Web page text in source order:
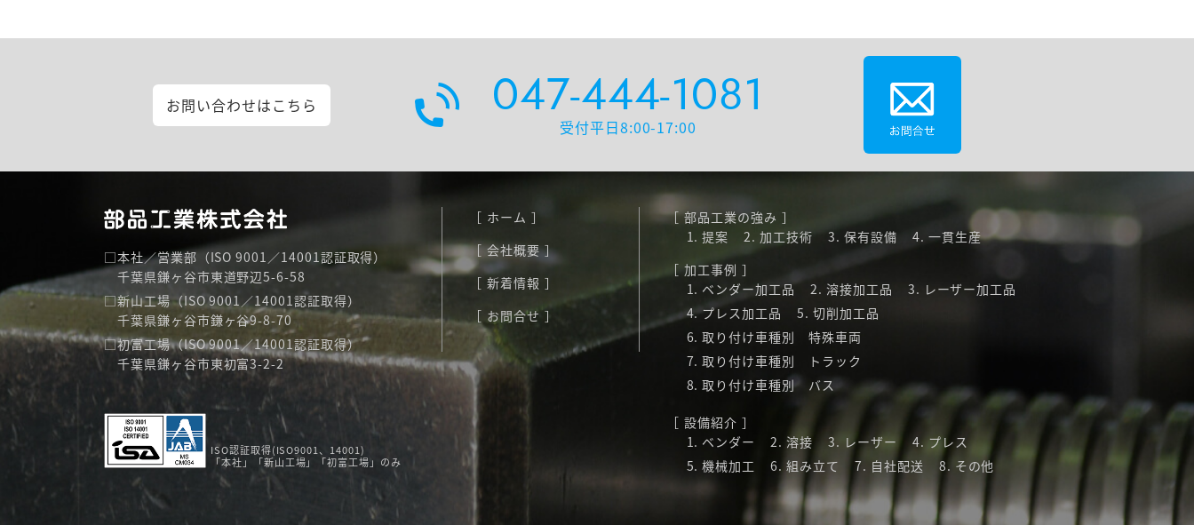
お問い合わせはこちら 047-444-1081
受付平日8:00-17:00
本社／営業部（ISO 9001／14001認証取得）
千葉県鎌ヶ谷市東道野辺5-6-58
新山工場（ISO 9001／14001認証取得）
千葉県鎌ヶ谷市鎌ヶ谷9-8-70
初富工場（ISO 9001／14001認証取得）
千葉県鎌ヶ谷市東初富3-2-2
ISO認証取得(ISO9001、14001)
「本社」「新山工場」「初富工場」のみ
ホーム
会社概要
新着情報
お問合せ
部品工業の強み
提案
加工技術 保有設備
一貫生産
加工事例
ベンダー加工品
溶接加工品
レーザー加工品
プレス加工品
切削加工品
取り付け車種別 特殊車両
取り付け車種別 トラック
取り付け車種別 バス
設備紹介
ベンダー
溶接 レーザー
プレス
機械加工
組み立て 自社配送 その他